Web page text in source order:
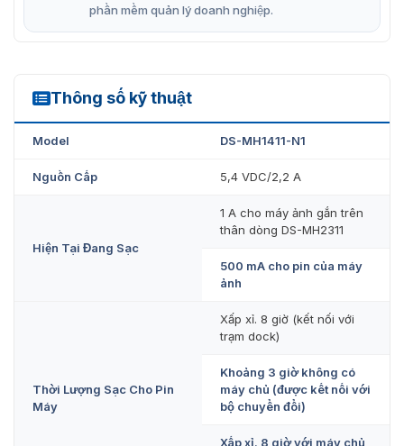
Đế sạc camera DS-MH1411-N1 hiện đang được
Vietnamsmart phân phối trên toàn quốc với giá ưu đãi.
có lỗi từ nhà sản xuất. Ngoài ra, công ty còn cung cấp
các loại camera hoặc các thiết bị an ninh khác của
liên hệ đặt hàng, vui lòng gọi qua 093.6611.372 để
chúng tôi hỗ trợ tốt nhất!!!
phần mềm quản lý doanh nghiệp.
Thông số kỹ thuật
DS-MH1411-N1
Model DS-MH1411-N1
Nguồn Cấp 5,4 VDC/2,2 A
Hiện Tại Đang Sạc
1 A cho máy ảnh gắn trên
thân dòng DS-MH2311
500 mA cho pin của máy
ảnh
Thời Lượng Sạc Cho Pin
Máy
Xấp xỉ. 8 giờ (kết nối với
trạm dock)
Khoảng 3 giờ không có
máy chủ (được kết nối với
bộ chuyển đổi)
Xấp xỉ. 8 giờ với máy chủ